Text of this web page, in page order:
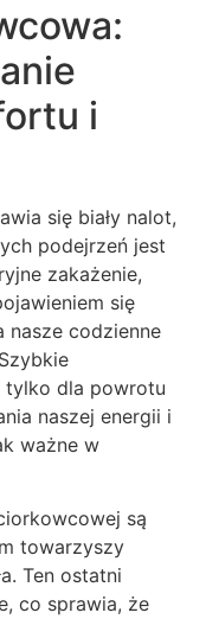
i
się biały nalot,
podejrzeń jest
zakażenie,
się
nasze codzienne
tylko dla powrotu
naszej energii i
ważne w
są
towarzyszy
Ten ostatni
co sprawia, że